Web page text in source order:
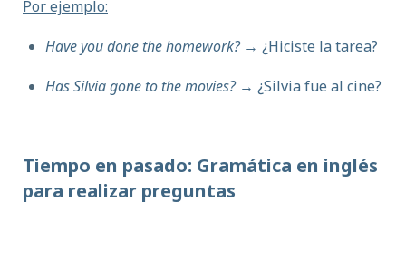
Por ejemplo:
Have you done the homework?→ ¿Hiciste la tarea?
Has Silvia gone to the movies?→ ¿Silvia fue al cine?
Tiempo en pasado: Gramática en inglés
para realizar preguntas